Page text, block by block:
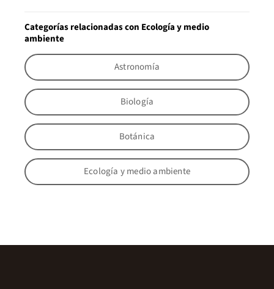
Categorías relacionadas con Ecología y medio
ambiente
Astronomía
Biología
Botánica
Ecología y medio ambiente